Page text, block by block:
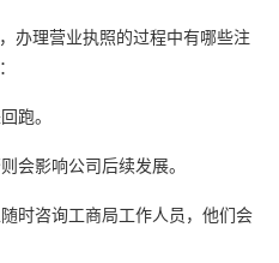
办理营业执照的过程中有哪些注
跑。
会影响公司后续发展。
时咨询工商局工作人员，他们会